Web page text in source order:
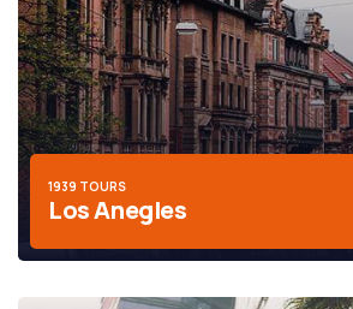
1939 TOURS
Los Anegles